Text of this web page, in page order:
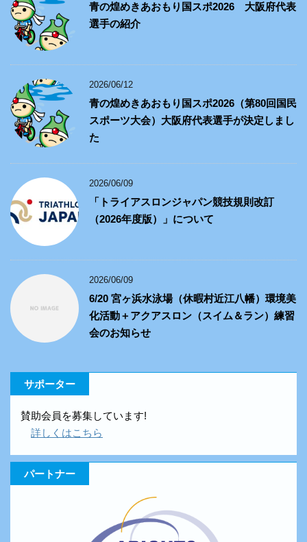
青の煌めきあおもり国スポ2026 大阪府代表
選手の紹介
2026/06/12
青の煌めきあおもり国スポ2026（第80回国民
スポーツ大会）大阪府代表選手が決定しまし
た
2026/06/09
「トライアスロンジャパン競技規則改訂
（2026年度版）」について
2026/06/09
6/20 宮ヶ浜水泳場（休暇村近江八幡）環境美
化活動＋アクアスロン（スイム＆ラン）練習
会のお知らせ
サポーター
賛助会員を募集しています!
詳しくはこちら
パートナー